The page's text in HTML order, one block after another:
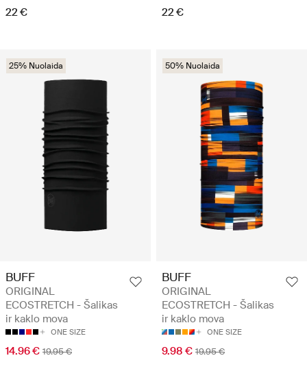
22 € 22 €
25% Nuolaida
BUFF
ORIGINAL
ECOSTRETCH - Šalikas
ir kaklo mova
ONE SIZE
14.96 € 19.95 €
50% Nuolaida
BUFF
ORIGINAL
ECOSTRETCH - Šalikas
ir kaklo mova
ONE SIZE
9.98 € 19.95 €